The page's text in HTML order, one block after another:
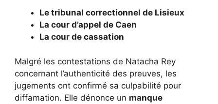
Le tribunal correctionnel de Lisieux
La cour d’appel de Caen
La cour de cassation
Malgré les contestations de Natacha Rey
concernant l’authenticité des preuves, les
jugements ont confirmé sa culpabilité pour
diffamation. Elle dénonce un manque